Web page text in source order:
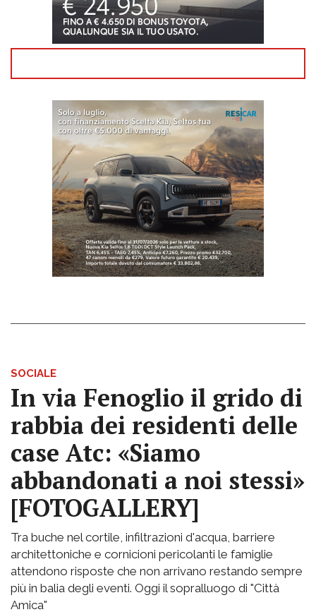
SOCIALE
In via Fenoglio il grido di
rabbia dei residenti delle
case Atc: «Siamo
abbandonati a noi stessi»
[FOTOGALLERY]
Tra buche nel cortile, infiltrazioni d'acqua, barriere
architettoniche e cornicioni pericolanti le famiglie
attendono risposte che non arrivano restando sempre
più in balia degli eventi. Oggi il sopralluogo di "Città
Amica"